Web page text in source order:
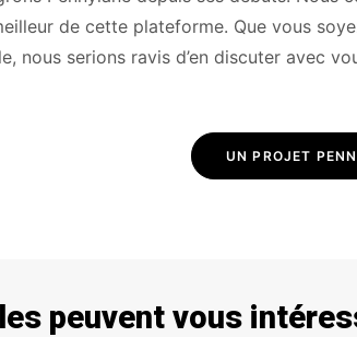
de cette plateforme. Que vous
nous serions ravis d’en discuter avec
UN PROJET
peuvent vous